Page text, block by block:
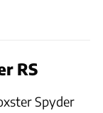
RS
Spyder